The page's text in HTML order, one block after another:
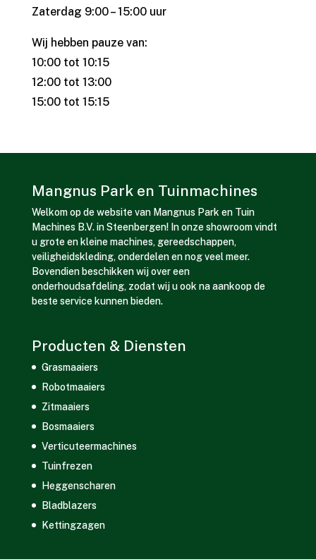
Zaterdag 9:00 – 15:00 uur
Wij hebben pauze van:
10:00 tot 10:15
12:00 tot 13:00
15:00 tot 15:15
Mangnus Park en Tuinmachines
Welkom op de website van Mangnus Park en Tuin
Machines B.V. in Steenbergen! In onze showroom vindt
u grote en kleine machines, gereedschappen,
veiligheidskleding, onderdelen en nog veel meer.
Bovendien beschikken wij over een
onderhoudsafdeling, zodat wij u ook na aankoop de
beste service kunnen bieden.
Producten & Diensten
Grasmaaiers
Robotmaaiers
Zitmaaiers
Bosmaaiers
Verticuteermachines
Tuinfrezen
Heggenscharen
Bladblazers
Kettingzagen